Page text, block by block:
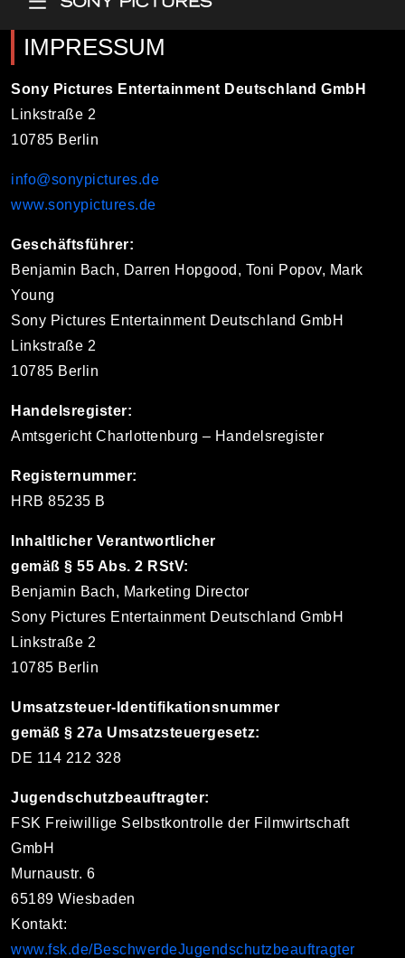
IMPRESSUM
Sony Pictures Entertainment Deutschland GmbH
Linkstraße 2
10785 Berlin
info@sonypictures.de
www.sonypictures.de
Geschäftsführer:
Benjamin Bach, Darren Hopgood, Toni Popov, Mark
Young
Sony Pictures Entertainment Deutschland GmbH
Linkstraße 2
10785 Berlin
Handelsregister:
Amtsgericht Charlottenburg – Handelsregister
Registernummer:
HRB 85235 B
Inhaltlicher Verantwortlicher
gemäß § 55 Abs. 2 RStV:
Benjamin Bach, Marketing Director
Sony Pictures Entertainment Deutschland GmbH
Linkstraße 2
10785 Berlin
Umsatzsteuer-Identifikationsnummer
gemäß § 27a Umsatzsteuergesetz:
DE 114 212 328
Jugendschutzbeauftragter:
FSK Freiwillige Selbstkontrolle der Filmwirtschaft
GmbH
Murnaustr. 6
65189 Wiesbaden
Kontakt:
www.fsk.de/BeschwerdeJugendschutzbeauftragter